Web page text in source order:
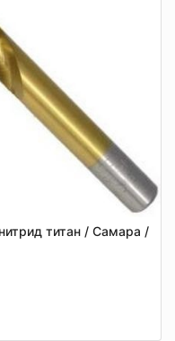
титан / Самара /